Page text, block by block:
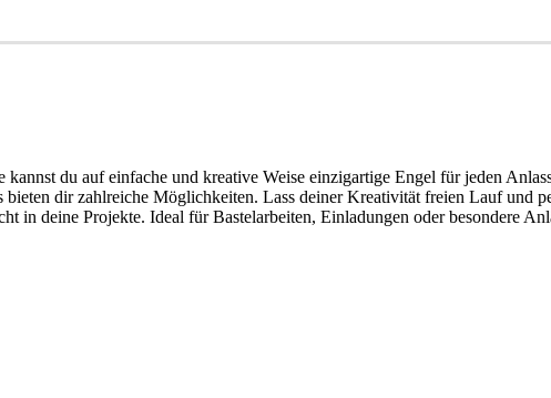
du auf einfache und kreative Weise einzigartige Engel für jeden
dir zahlreiche Möglichkeiten. Lass deiner Kreativität freien Lauf und
in deine Projekte. Ideal für Bastelarbeiten, Einladungen oder besondere